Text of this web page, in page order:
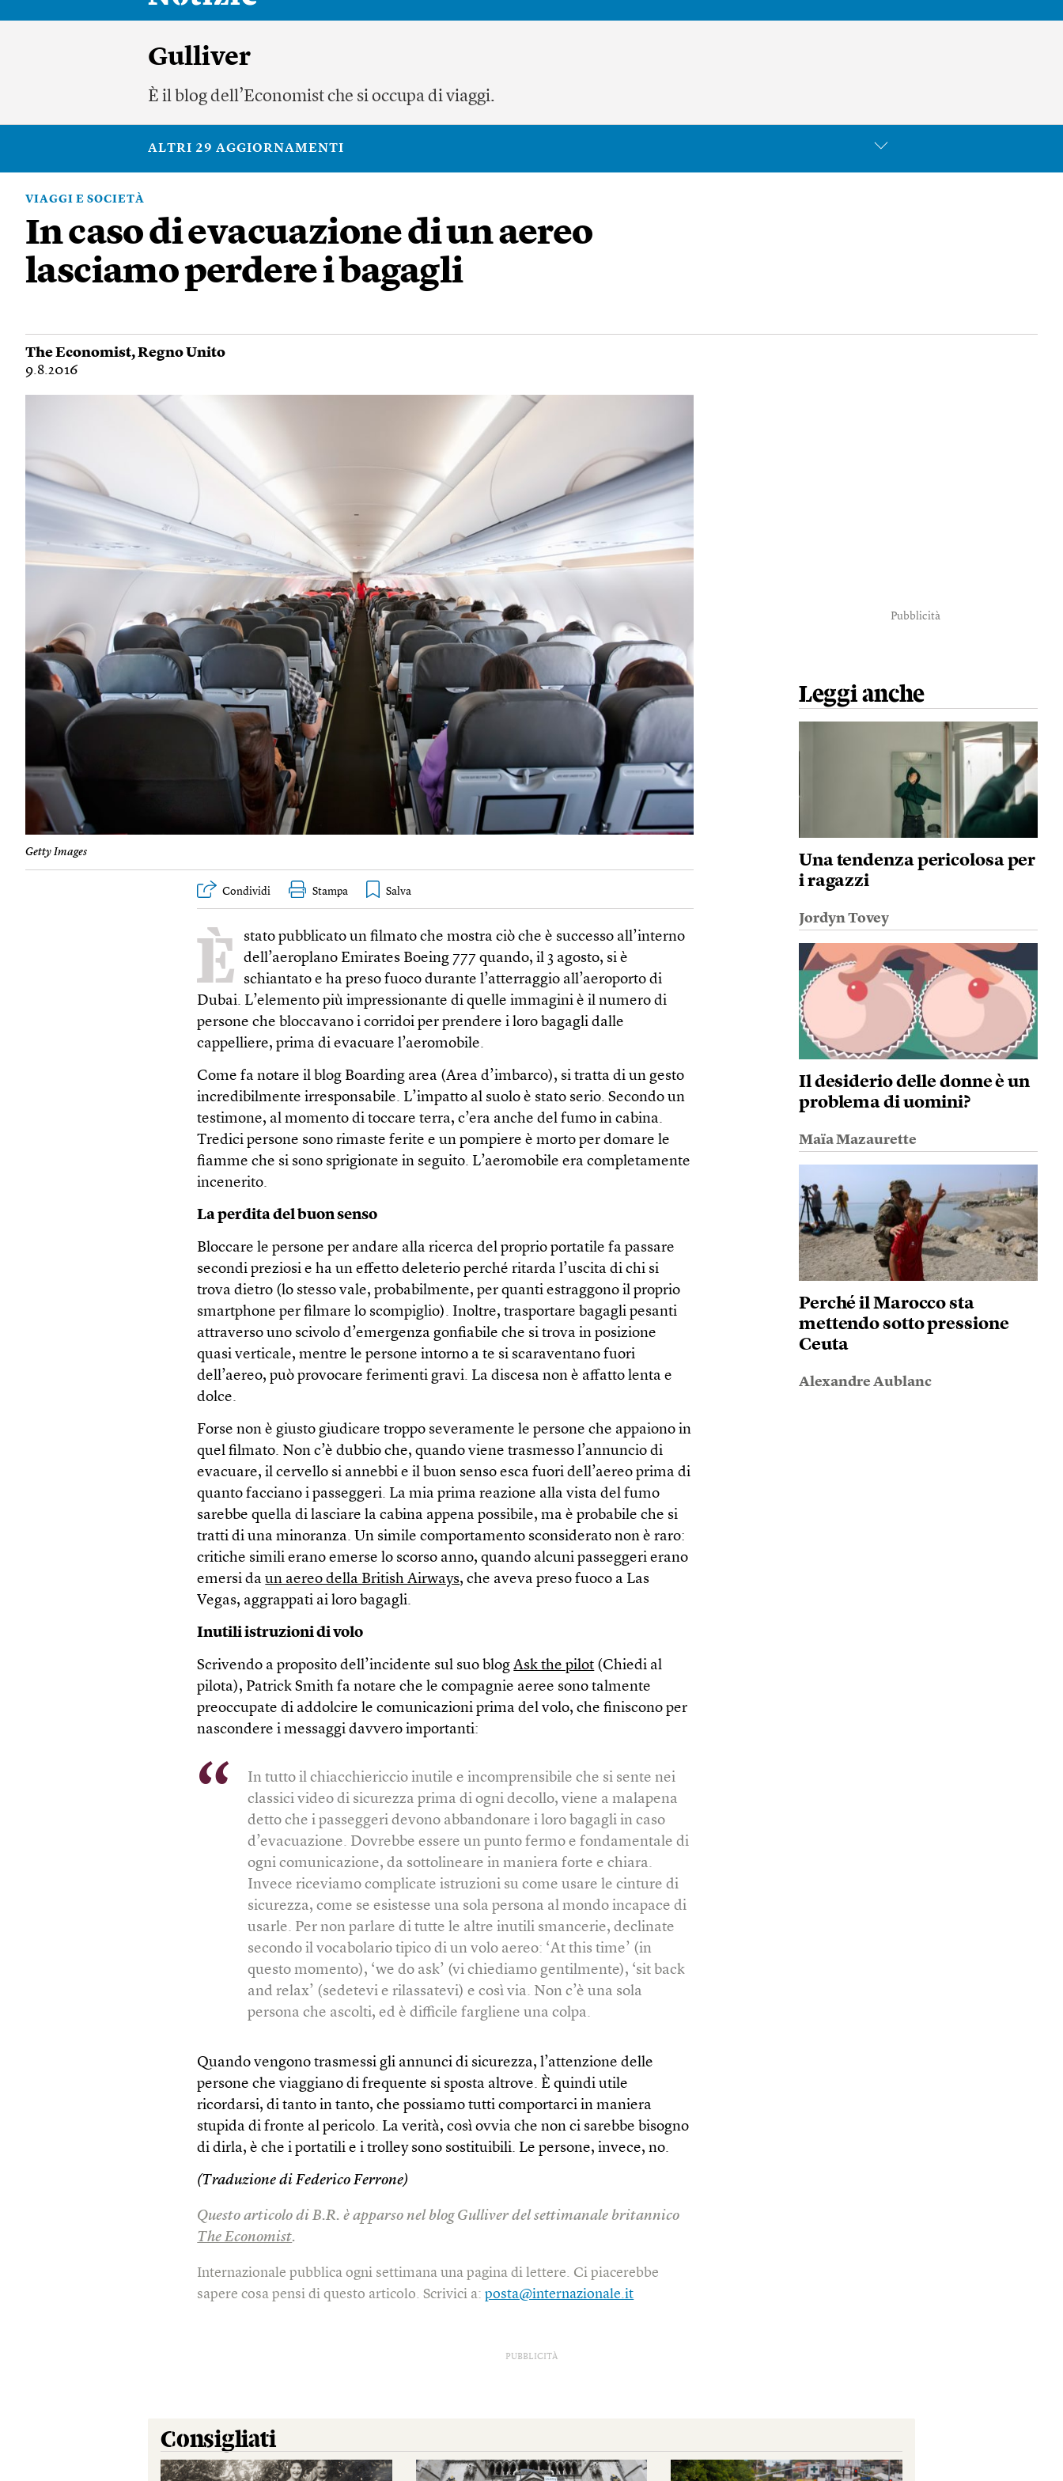
Gulliver
È il blog dell’Economist che si occupa di viaggi.
ALTRI 29 AGGIORNAMENTI
VIAGGI E SOCIETÀ
In caso di evacuazione di un aereo
lasciamo perdere i bagagli
The Economist,Regno Unito
9.8.2016
Getty Images
Condividi Stampa
È
stato pubblicato un filmato che mostra ciò che è successo all’interno
dell’aeroplano Emirates Boeing 777 quando, il 3 agosto, si è
schiantato e ha preso fuoco durante l’atterraggio all’aeroporto di
Dubai. L’elemento più impressionante di quelle immagini è il numero di
persone che bloccavano i corridoi per prendere i loro bagagli dalle
cappelliere, prima di evacuare l’aeromobile.
Come fa notare il blog Boarding area (Area d’imbarco), si tratta di un gesto
incredibilmente irresponsabile. L’impatto al suolo è stato serio. Secondo un
testimone, al momento di toccare terra, c’era anche del fumo in cabina.
Tredici persone sono rimaste ferite e un pompiere è morto per domare le
fiamme che si sono sprigionate in seguito. L’aeromobile era completamente
incenerito.
La perdita del buon senso
Bloccare le persone per andare alla ricerca del proprio portatile fa passare
secondi preziosi e ha un effetto deleterio perché ritarda l’uscita di chi si
trova dietro (lo stesso vale, probabilmente, per quanti estraggono il proprio
smartphone per filmare lo scompiglio). Inoltre, trasportare bagagli pesanti
attraverso uno scivolo d’emergenza gonfiabile che si trova in posizione
quasi verticale, mentre le persone intorno a te si scaraventano fuori
dell’aereo, può provocare ferimenti gravi. La discesa non è affatto lenta e
dolce.
Forse non è giusto giudicare troppo severamente le persone che appaiono in
quel filmato. Non c’è dubbio che, quando viene trasmesso l’annuncio di
evacuare, il cervello si annebbi e il buon senso esca fuori dell’aereo prima di
quanto facciano i passeggeri. La mia prima reazione alla vista del fumo
sarebbe quella di lasciare la cabina appena possibile, ma è probabile che si
tratti di una minoranza. Un simile comportamento sconsiderato non è raro:
critiche simili erano emerse lo scorso anno, quando alcuni passeggeri erano
emersi daun aereo della British Airways, che aveva preso fuoco a Las
Vegas, aggrappati ai loro bagagli.
Inutili istruzioni di volo
Scrivendo a proposito dell’incidente sul suo blogAsk the pilot (Chiedi al
pilota), Patrick Smith fa notare che le compagnie aeree sono talmente
preoccupate di addolcire le comunicazioni prima del volo, che finiscono per
nascondere i messaggi davvero importanti:
In tutto il chiacchiericcio inutile e incomprensibile che si sente nei
classici video di sicurezza prima di ogni decollo, viene a malapena
detto che i passeggeri devono abbandonare i loro bagagli in caso
d’evacuazione. Dovrebbe essere un punto fermo e fondamentale di
ogni comunicazione, da sottolineare in maniera forte e chiara.
Invece riceviamo complicate istruzioni su come usare le cinture di
sicurezza, come se esistesse una sola persona al mondo incapace di
usarle. Per non parlare di tutte le altre inutili smancerie, declinate
secondo il vocabolario tipico di un volo aereo: ‘At this time’ (in
questo momento), ‘we do ask’ (vi chiediamo gentilmente), ‘sit back
and relax’ (sedetevi e rilassatevi) e così via. Non c’è una sola
persona che ascolti, ed è difficile fargliene una colpa.
Quando vengono trasmessi gli annunci di sicurezza, l’attenzione delle
persone che viaggiano di frequente si sposta altrove. È quindi utile
ricordarsi, di tanto in tanto, che possiamo tutti comportarci in maniera
stupida di fronte al pericolo. La verità, così ovvia che non ci sarebbe bisogno
di dirla, è che i portatili e i trolley sono sostituibili. Le persone, invece, no.
(Traduzione di Federico Ferrone)
Questo articolo di B.R. è apparso nel blog Gulliver del settimanale britannico
The Economist.
Internazionale pubblica ogni settimana una pagina di lettere. Ci piacerebbe
sapere cosa pensi di questo articolo. Scrivici a:posta@internazionale.it
Pubblicità
Leggi anche
Una tendenza pericolosa per
i ragazzi
Jordyn Tovey
Il desiderio delle donne è un
problema di uomini?
Maïa Mazaurette
Perché il Marocco sta
mettendo sotto pressione
Ceuta
Alexandre Aublanc
PUBBLICITÀ
Consigliati